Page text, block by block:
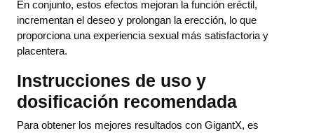
En conjunto, estos efectos mejoran la función eréctil,
incrementan el deseo y prolongan la erección, lo que
proporciona una experiencia sexual más satisfactoria y
placentera.
Instrucciones de uso y
dosificación recomendada
Para obtener los mejores resultados con GigantX, es